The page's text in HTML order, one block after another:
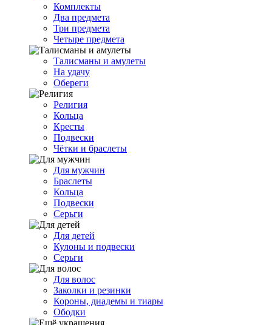
Комплекты
Два предмета
Три предмета
Четыре предмета
Талисманы и амулеты
На удачу
Обереги
Религия
Кольца
Кресты
Подвески
Чётки и браслеты
Для мужчин
Браслеты
Кольца
Подвески
Серьги
Для детей
Кулоны и подвески
Серьги
Для волос
Заколки и резинки
Короны, диадемы и тиары
Ободки